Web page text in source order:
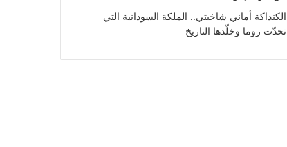
الكنداكة أماني شاخيتي.. الملكة السودانية التي
تحدّت روما وخلّدها التاريخ